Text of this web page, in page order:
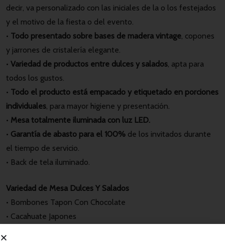
decir, va personalizado con las iniciales de la o los festejados
y el motivo de la fiesta o del evento.
• Todo presentado sobre bases de madera vintage, copones
y jarrones de cristalería elegante.
• Variedad de productos entre dulces y salados, apta para
todos los gustos.
• Todo el producto está empacado y etiquetado en porciones
individuales, para mayor higiene y presentación.
• Mesa totalmente iluminada con luz LED.
• Garantía de abasto para el 100% de los invitados durante
el tiempo de servicio.
• Back de tela iluminado.
Variedad de Mesa Dulces Y Salados
• Bombones Tapon Con Chocolate
• Cacahuate Japones